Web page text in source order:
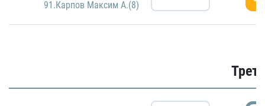
91.Карпов Максим А.(8)